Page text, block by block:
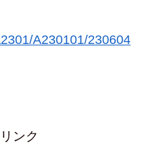
A230101/230604
ンク